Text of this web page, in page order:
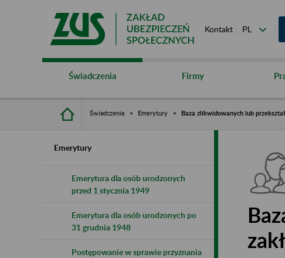
Kontakt
Świadczenia Firmy
Świadczenia Emerytury Baza zlikwidowanych lub
Emerytury
Emerytura dla osób urodzonych
przed 1 stycznia 1949
Emerytura dla osób urodzonych po
31 grudnia 1948
Postępowanie w sprawie przyznania